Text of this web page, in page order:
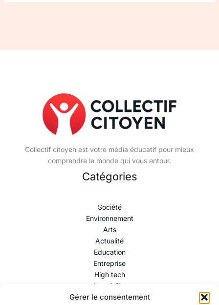
Gérer le consentement
Collectif citoyen est votre média éducatif pour mieux
comprendre le monde qui vous entour.
Catégories
Société
Environnement
Arts
Actualité
Education
Entreprise
High tech
Immobilier